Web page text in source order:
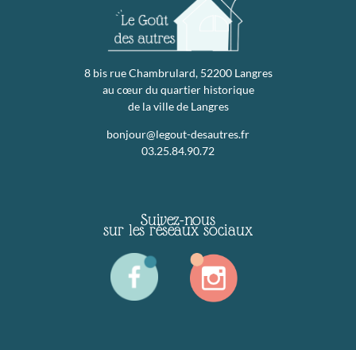
8 bis rue Chambrulard, 52200 Langres
au cœur du quartier historique
de la ville de Langres
bonjour@legout-desautres.fr
03.25.84.90.72
Suivez-nous
sur les réseaux sociaux